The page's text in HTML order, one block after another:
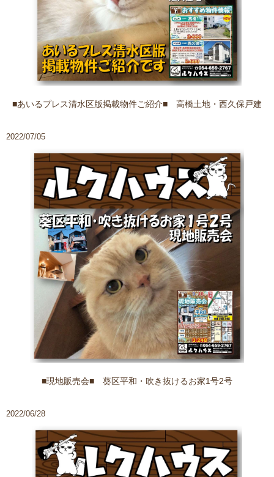
■あいるプレス清水区版掲載物件ご紹介■ 高橋土地・西久保戸建
2022/07/05
■現地販売会■ 葵区平和・吹き抜けるお家1号2号
2022/06/28